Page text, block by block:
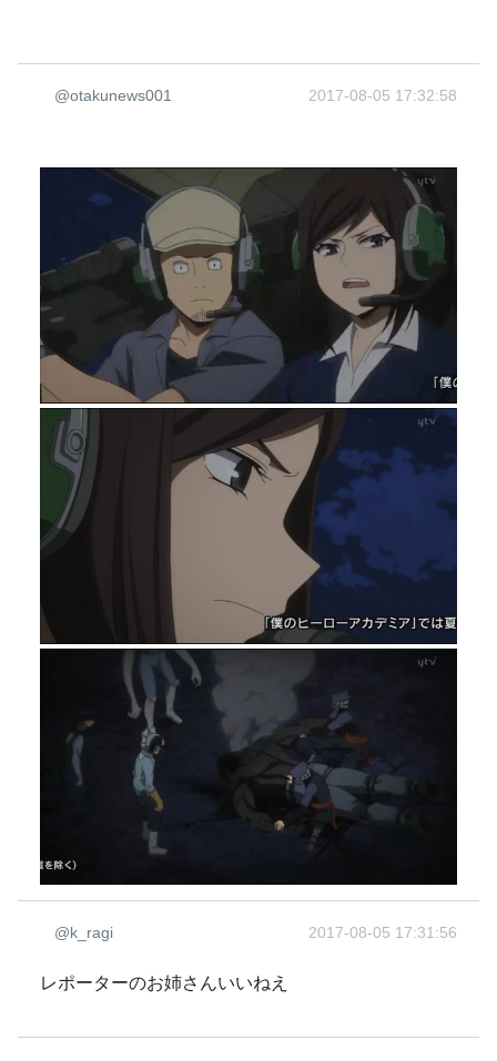
@otakunews001 2017-08-05 17:32:58
@k_ragi 2017-08-05 17:31:56
レポーターのお姉さんいいねえ